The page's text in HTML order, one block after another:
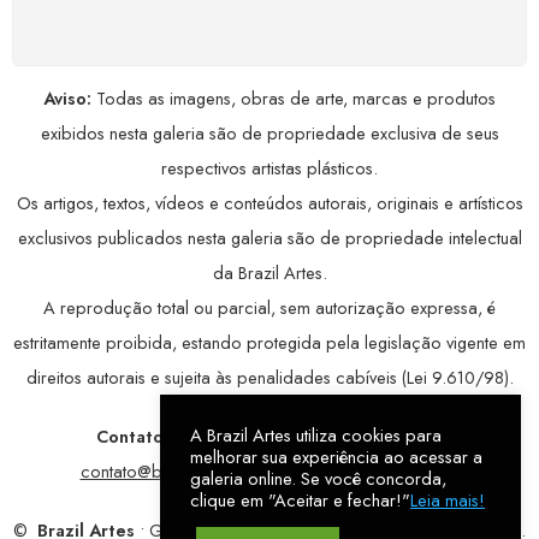
Aviso: Todas as imagens, obras de arte, marcas e produtos
exibidos nesta galeria são de propriedade exclusiva de seus
respectivos artistas plásticos.
Os artigos, textos, vídeos e conteúdos autorais, originais e artísticos
exclusivos publicados nesta galeria são de propriedade intelectual
da Brazil Artes.
A reprodução total ou parcial, sem autorização expressa, é
estritamente proibida, estando protegida pela legislação vigente em
direitos autorais e sujeita às penalidades cabíveis (Lei 9.610/98).
Contatos: WhatsApp:79 9998-1221/ E-mail:
contato@brazilartes.com/ Instagram:@brazilartes
© Brazil Artes • Galeria Online.9 anosde história (2017 – 2026).
A Brazil Artes utiliza cookies para
melhorar sua experiência ao acessar a
galeria online. Se você concorda,
clique em "Aceitar e fechar!"Leia mais!